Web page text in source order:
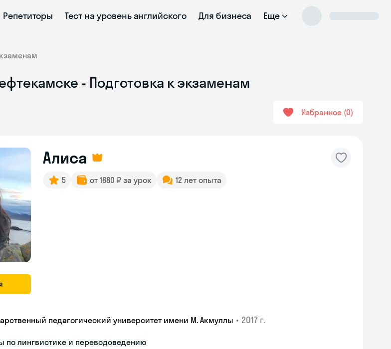
Репетиторы Тест на уровень английского Для бизнеса Еще
- Подготовка к экзаменам
Избранное 0
Алиса
5 от 1880 ₽ за урок 12 лет опыта
педагогический университет имени М. Акмуллы • 2017 г.
по лингвистике и переводоведению